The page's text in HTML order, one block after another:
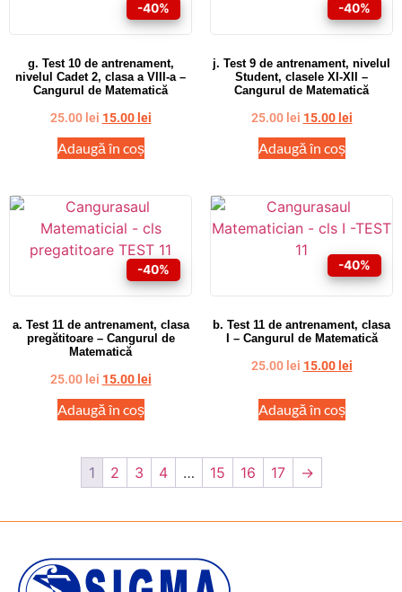
-40%
g. Test 10 de antrenament,
nivelul Cadet 2, clasa a VIII-a –
Cangurul de Matematică
25.00 lei 15.00 lei
Adaugă în coș
-40%
j. Test 9 de antrenament, nivelul
Student, clasele XI-XII –
Cangurul de Matematică
25.00 lei 15.00 lei
Adaugă în coș
-40%
a. Test 11 de antrenament, clasa
pregătitoare – Cangurul de
Matematică
25.00 lei 15.00 lei
Adaugă în coș
-40%
b. Test 11 de antrenament, clasa
I – Cangurul de Matematică
25.00 lei 15.00 lei
Adaugă în coș
1 2 3 4 … 15 16 17 →